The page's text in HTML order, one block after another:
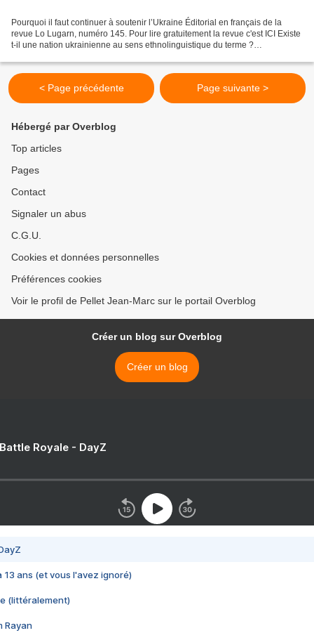
Pourquoi il faut continuer à soutenir l’Ukraine Éditorial en français de la
revue Lo Lugarn, numéro 145. Pour lire gratuitement la revue c'est ICI Existe
t-il une nation ukrainienne au sens ethnolinguistique du terme ?
< Page précédente Page suivante >
Hébergé par Overblog
Top articles
Pages
Contact
Signaler un abus
C.G.U.
Cookies et données personnelles
Préférences cookies
Voir le profil de Pellet Jean-Marc sur le portail Overblog
Créer un blog sur Overblog
Créer un blog
Royale - DayZ
13 ans (et vous l'avez ignoré)
(littéralement)
Rayan